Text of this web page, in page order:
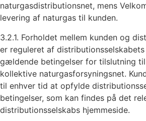
naturgasdistributionsnet, mens
levering af naturgas til kunden.
3.2.1. Forholdet mellem kunden og
er reguleret af
gældende betingelser for tilslutning
kollektive naturgasforsyningsnet.
til enhver tid at opfylde
betingelser, som kan findes på det
distributionsselskabs hjemmeside.